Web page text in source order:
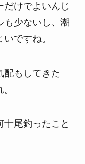
だけでよいんじ
も少ないし、潮
ですね。
配もしてきた
十尾釣ったこと